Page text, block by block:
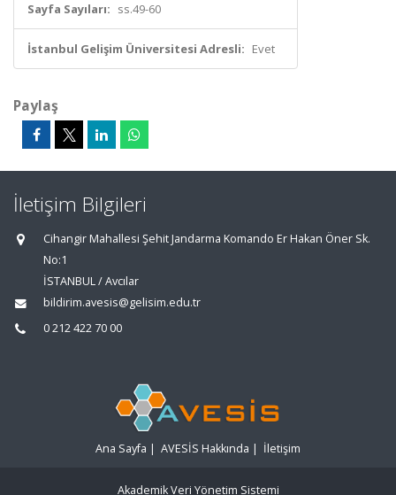
Sayfa Sayıları: ss.49-60
İstanbul Gelişim Üniversitesi Adresli: Evet
Paylaş
İletişim Bilgileri
Cihangir Mahallesi Şehit Jandarma Komando Er Hakan Öner Sk.
No:1
İSTANBUL / Avcılar
bildirim.avesis@gelisim.edu.tr
0 212 422 70 00
Ana Sayfa | AVESİS Hakkında | İletişim
Akademik Veri Yönetim Sistemi